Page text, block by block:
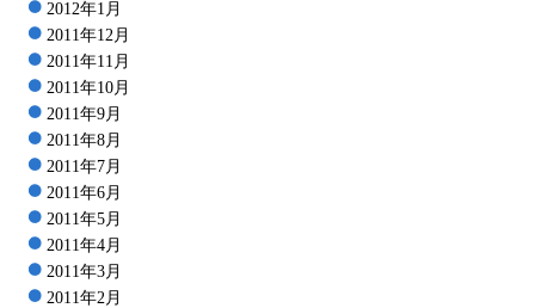
2012年1月
2011年12月
2011年11月
2011年10月
2011年9月
2011年8月
2011年7月
2011年6月
2011年5月
2011年4月
2011年3月
2011年2月